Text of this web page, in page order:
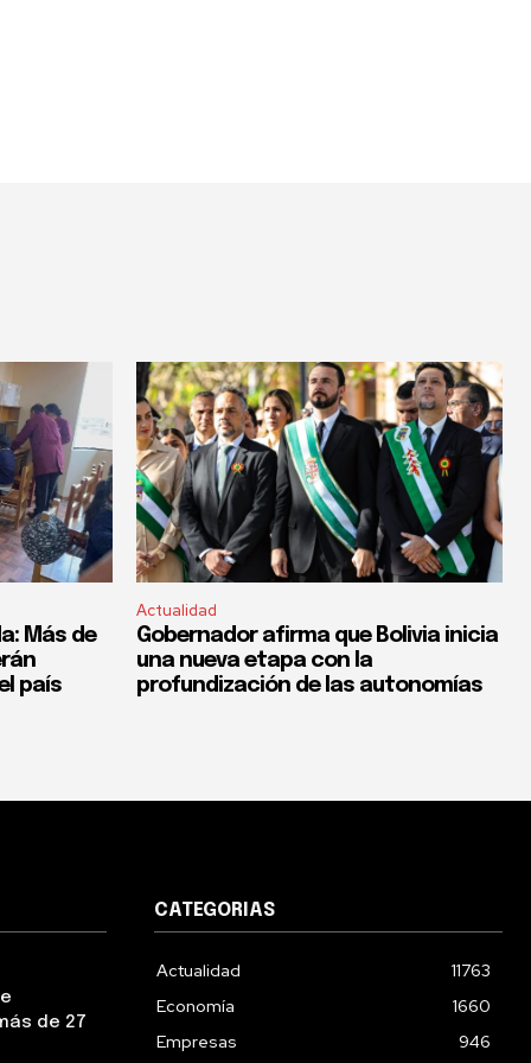
Más de
país
Actualidad
Gobernador afirma que Bolivia inicia
una nueva etapa con la
profundización de las autonomías
de 27
CATEGORIAS
Actualidad
11763
Economía
1660
Empresas
946